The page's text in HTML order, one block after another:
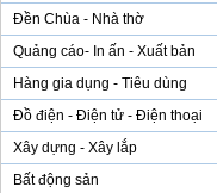
Đền Chùa - Nhà thờ
Quảng cáo- In ấn - Xuất bản
Hàng gia dụng - Tiêu dùng
Đồ điện - Điện tử - Điện thoại
Xây dựng - Xây lắp
Bất động sản